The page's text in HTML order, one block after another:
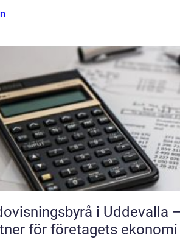
i Uddevalla
för företagets ekonomi